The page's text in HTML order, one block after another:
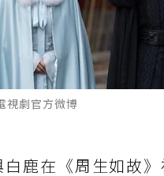
視劇官方微博
鹿在《周生如故》